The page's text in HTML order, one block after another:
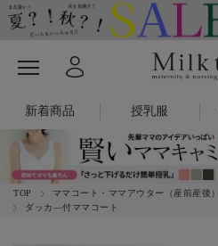
新着商品 授乳服
TOP ママコート・ママアウター（産前産後）
ダッカ―付ママコート